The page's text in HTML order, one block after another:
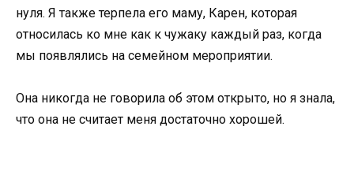
нуля. Я также терпела его маму, Карен, которая
относилась ко мне как к чужаку каждый раз, когда
мы появлялись на семейном мероприятии.
Она никогда не говорила об этом открыто, но я знала,
что она не считает меня достаточно хорошей.